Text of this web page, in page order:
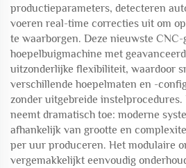
productieparameters, detecteren
voeren real-time correcties uit om
te waarborgen. Deze nieuwste CNC-
hoepelbuigmachine met
uitzonderlijke flexibiliteit, waardoor
verschillende hoepelmaten en -
zonder uitgebreide
neemt dramatisch toe: moderne
afhankelijk van grootte en
per uur produceren. Het modulaire
vergemakkelijkt eenvoudig